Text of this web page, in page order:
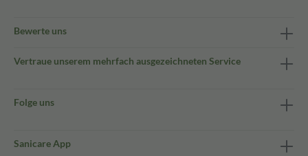
Bewerte uns
Vertraue unserem mehrfach ausgezeichneten Service
Folge uns
Sanicare App